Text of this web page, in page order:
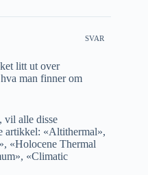
SVAR
litt ut over
man finner om
vil alle disse
artikkel: «Altithermal»,
«Holocene Thermal
«Climatic